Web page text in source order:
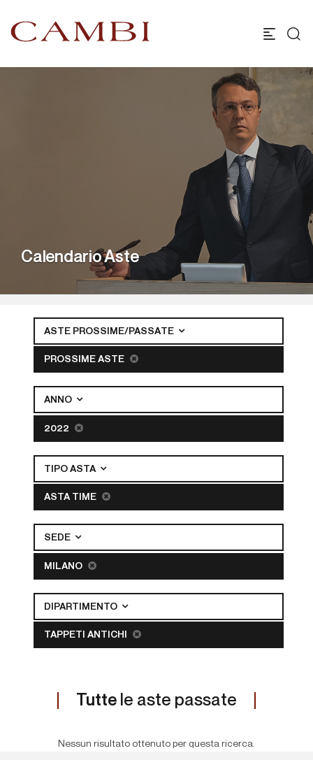
Calendario Aste
ASTE PROSSIME/PASSATE
PROSSIME ASTE
ANNO
2022
TIPO ASTA
ASTA TIME
SEDE
MILANO
DIPARTIMENTO
TAPPETI ANTICHI
Tutte le aste passate
Nessun risultato ottenuto per questa ricerca.